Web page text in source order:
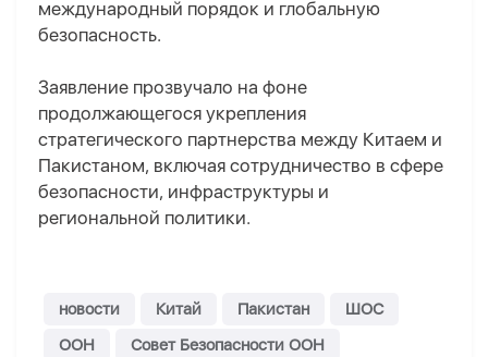
международный порядок и глобальную
безопасность.
Заявление прозвучало на фоне
продолжающегося укрепления
стратегического партнерства между Китаем и
Пакистаном, включая сотрудничество в сфере
безопасности, инфраструктуры и
региональной политики.
новости Китай Пакистан
ШОС
ООН
Совет Безопасности ООН